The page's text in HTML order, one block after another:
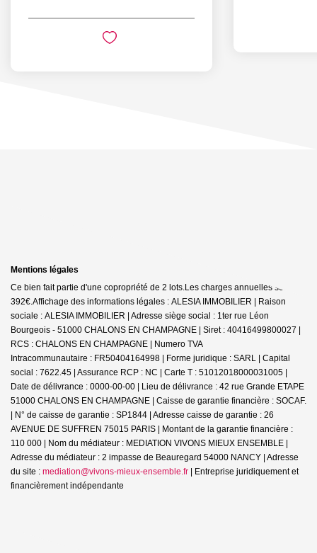
Mentions légales
Ce bien fait partie d'une copropriété de 2 lots.Les charges annuelles sont de
392€.Affichage des informations légales : ALESIA IMMOBILIER | Raison
sociale : ALESIA IMMOBILIER | Adresse siège social : 1ter rue Léon
Bourgeois - 51000 CHALONS EN CHAMPAGNE | Siret : 40416499800027 |
RCS : CHALONS EN CHAMPAGNE | Numero TVA
Intracommunautaire : FR50404164998 | Forme juridique : SARL | Capital
social : 7622.45 | Assurance RCP : NC | Carte T : 51012018000031005 |
Date de délivrance : 0000-00-00 | Lieu de délivrance : 42 rue Grande ETAPE
51000 CHALONS EN CHAMPAGNE | Caisse de garantie financière : SOCAF.
| N° de caisse de garantie : SP1844 | Adresse caisse de garantie : 26
AVENUE DE SUFFREN 75015 PARIS | Montant de la garantie financière :
110 000 | Nom du médiateur : MEDIATION VIVONS MIEUX ENSEMBLE |
Adresse du médiateur : 2 impasse de Beauregard 54000 NANCY | Adresse
du site : mediation@vivons-mieux-ensemble.fr | Entreprise juridiquement et
financièrement indépendante